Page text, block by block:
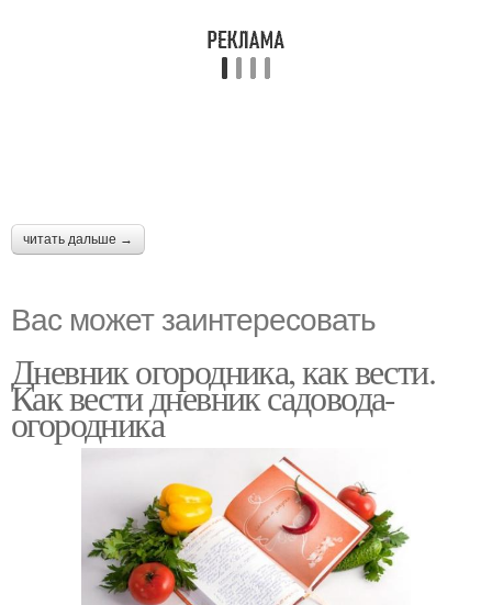
читать дальше →
Вас может заинтересовать
Дневник огородника, как вести.
Как вести дневник садовода-
огородника